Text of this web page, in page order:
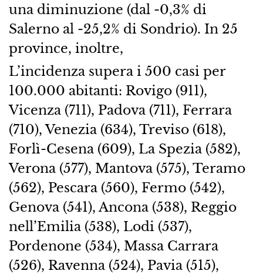
una diminuzione (dal -0,3% di
Salerno al -25,2% di Sondrio). In 25
province, inoltre,
L’incidenza supera i 500 casi per
100.000 abitanti: Rovigo (911),
Vicenza (711), Padova (711), Ferrara
(710), Venezia (634), Treviso (618),
Forlì-Cesena (609), La Spezia (582),
Verona (577), Mantova (575), Teramo
(562), Pescara (560), Fermo (542),
Genova (541), Ancona (538), Reggio
nell’Emilia (538), Lodi (537),
Pordenone (534), Massa Carrara
(526), Ravenna (524), Pavia (515),